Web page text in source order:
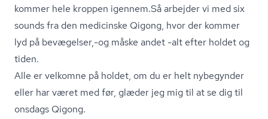
kommer hele kroppen igennem.Så arbejder vi med six
sounds fra den medicinske Qigong, hvor der kommer
lyd på bevægelser,-og måske andet -alt efter holdet og
tiden.
Alle er velkomne på holdet, om du er helt nybegynder
eller har været med før, glæder jeg mig til at se dig til
onsdags Qigong.